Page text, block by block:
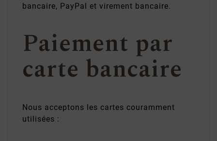
bancaire, PayPal et virement bancaire.
Paiement par
carte bancaire
Nous acceptons les cartes couramment
utilisées :